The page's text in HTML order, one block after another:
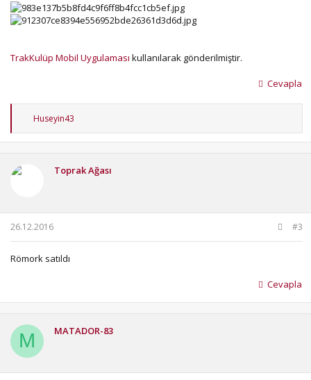
TrakKulüp Mobil Uygulaması kullanılarak gönderilmiştir.
Cevapla
T
p
Huseyin43
Toprak Ağası
26.12.2016 #3
Römork satıldı
Cevapla
M MATADOR-83